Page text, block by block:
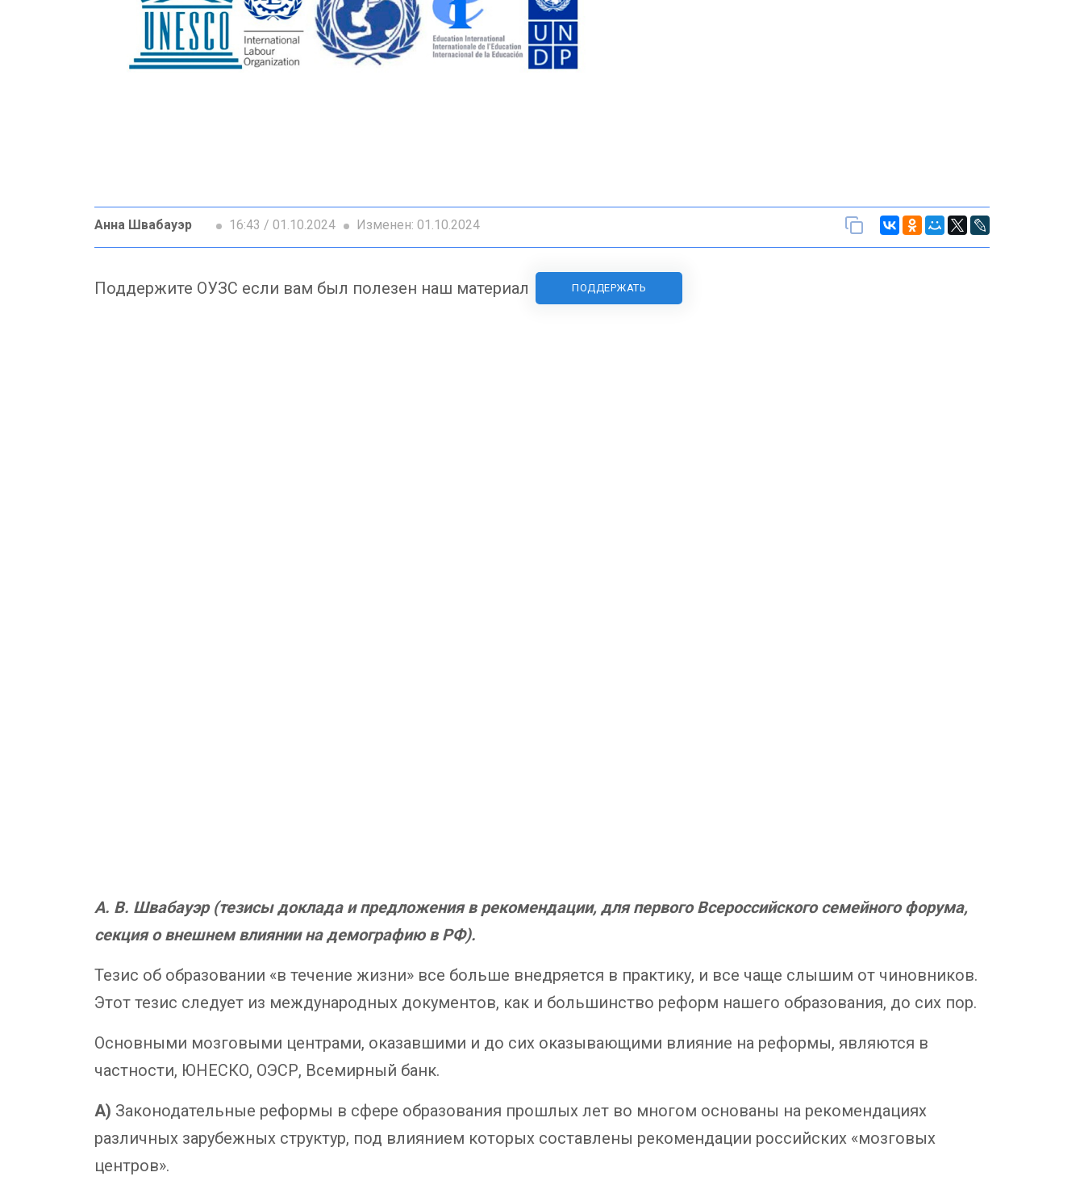
Анна Швабауэр 16:43 / 01.10.2024 Изменен: 01.10.2024
Поддержите ОУЗС если вам был полезен наш материал ПОДДЕРЖАТЬ
А. В. Швабауэр (тезисы доклада и предложения в рекомендации, для первого Всероссийского семейного форума,
секция о внешнем влиянии на демографию в РФ).
Тезис об образовании «в течение жизни» все больше внедряется в практику, и все чаще слышим от чиновников.
Этот тезис следует из международных документов, как и большинство реформ нашего образования, до сих пор.
Основными мозговыми центрами, оказавшими и до сих оказывающими влияние на реформы, являются в
частности, ЮНЕСКО, ОЭСР, Всемирный банк.
А) Законодательные реформы в сфере образования прошлых лет во многом основаны на рекомендациях
различных зарубежных структур, под влиянием которых составлены рекомендации российских «мозговых
центров».